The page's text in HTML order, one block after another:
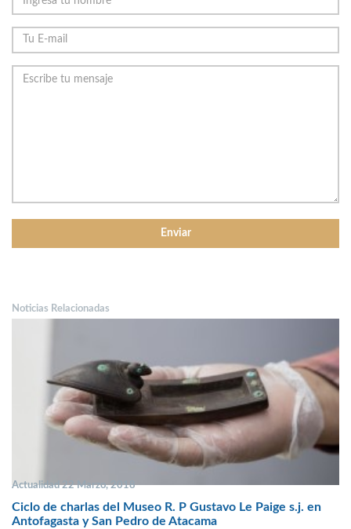
Noticias Relacionadas
Actualidad 22 Marzo, 2018
Ciclo de charlas del Museo R. P Gustavo Le Paige s.j. en
Antofagasta y San Pedro de Atacama